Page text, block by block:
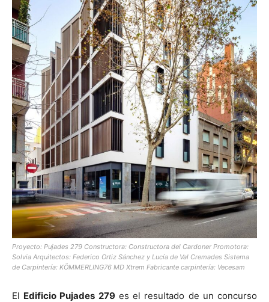
Proyecto: Pujades 279 Constructora: Constructora del Cardoner Promotora:
Solvia Arquitectos: Federico Ortiz Sánchez y Lucía de Val Cremades Sistema
de Carpintería: KÖMMERLING76 MD Xtrem Fabricante carpintería: Vecesam
El Edificio Pujades 279es el resultado de un concurso